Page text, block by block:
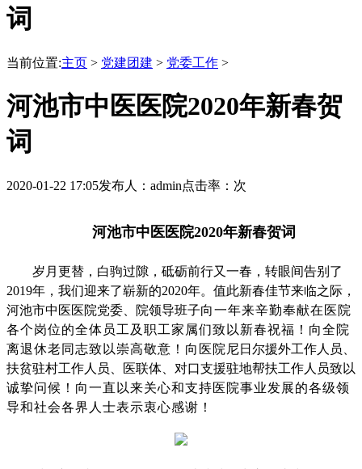
词
当前位置:主页 > 党建团建 > 党委工作 >
河池市中医医院2020年新春贺
词
2020-01-22 17:05发布人：admin点击率： 次
河池市中医医院2020年新春贺词
岁月更替，白驹过隙，砥砺前行又一春，转眼间告别了
2019年，我们迎来了崭新的2020年。值此新春佳节来临之际，
河池市中医医院党委、院领导班子向一年来辛勤奉献在医院
各个岗位的全体员工及职工家属们致以新春祝福！向全院
离退休老同志致以崇高敬意！向医院 尼日尔援外工作人员、
扶贫驻村工作人员、医联体、对口支援驻地帮扶工作人员致以
诚挚问候！向一直以来关心和支持医院事业发展的各级领
导和社会各界人士表示衷心感谢！